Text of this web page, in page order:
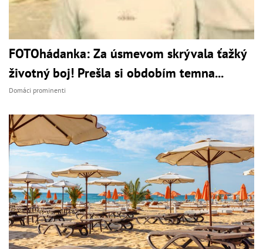
FOTOhádanka: Za úsmevom skrývala ťažký
životný boj! Prešla si obdobím temna...
Domáci prominenti